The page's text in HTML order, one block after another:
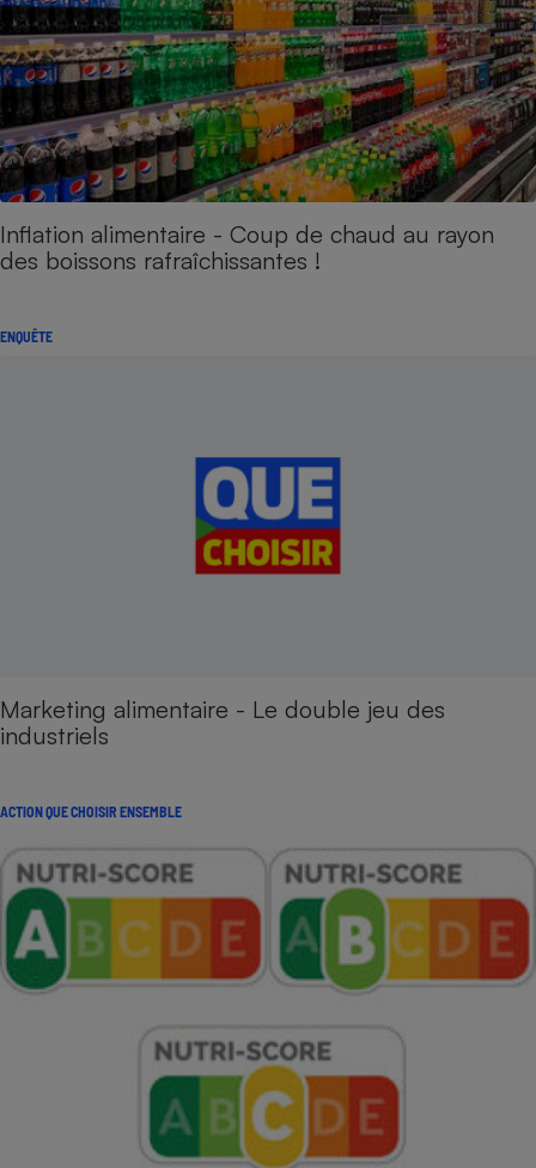
Inflation alimentaire - Coup de chaud au rayon
des boissons rafraîchissantes !
ENQUÊTE
Marketing alimentaire - Le double jeu des
industriels
ACTION QUE CHOISIR ENSEMBLE